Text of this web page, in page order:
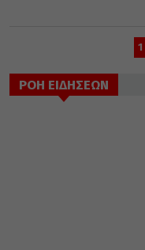
1
ΡΟΗ ΕΙΔΗΣΕΩΝ